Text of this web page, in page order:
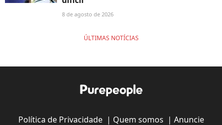
8 de agosto de 2026
ÚLTIMAS NOTÍCIAS
Política de Privacidade| Quem somos | Anuncie